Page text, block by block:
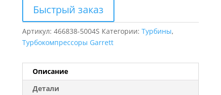
Быстрый заказ
Артикул: 466838-5004S Категории: Турбины,
Турбокомпрессоры Garrett
Описание
Детали